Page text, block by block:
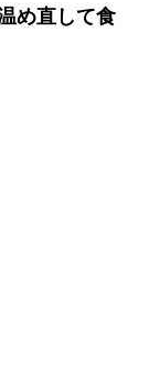
め直して食